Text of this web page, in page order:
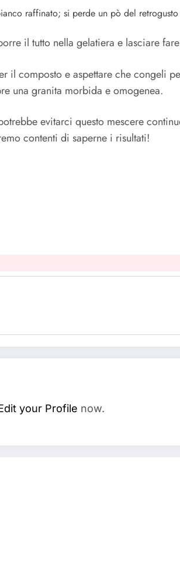
raffinato; si perde un pò del
il tutto nella gelatiera e lasciare
composto e aspettare che congeli
una granita morbida e omogenea.
evitarci questo mescere
contenti di saperne i risultati!
your Profile now.